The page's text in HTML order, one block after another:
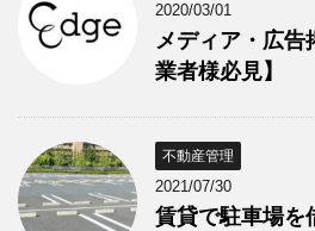
2020/03/01
メディア・広告
業者様必見】
不動産管理
2021/07/30
賃貸で駐車場を